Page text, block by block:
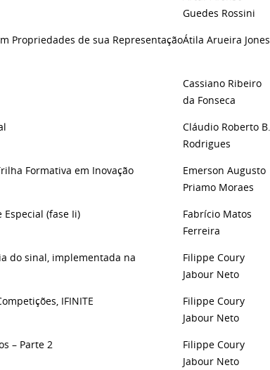
Guedes Rossini
Propriedades de sua RepresentaçãoÁtila Arueira Jones
Cassiano Ribeiro
da Fonseca
Cláudio Roberto B.
Rodrigues
Formativa em Inovação
Emerson Augusto
Priamo Moraes
(fase Ii)
Fabrício Matos
Ferreira
do sinal, implementada na
Filippe Coury
Jabour Neto
IFINITE
Filippe Coury
Jabour Neto
– Parte 2
Filippe Coury
Jabour Neto